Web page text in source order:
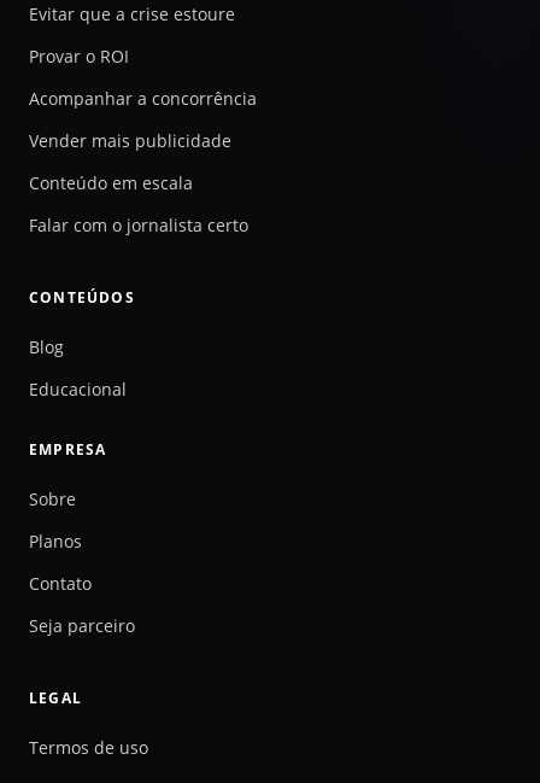
Evitar que a crise estoure
Provar o ROI
Acompanhar a concorrência
Vender mais publicidade
Conteúdo em escala
Falar com o jornalista certo
CONTEÚDOS
Blog
Educacional
EMPRESA
Sobre
Planos
Contato
Seja parceiro
LEGAL
Termos de uso